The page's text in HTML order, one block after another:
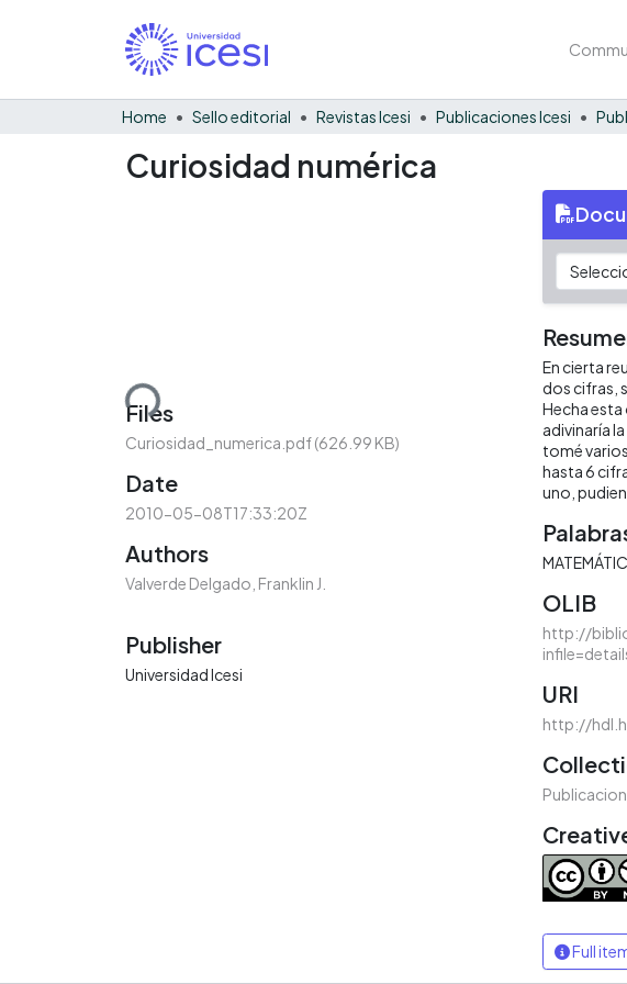
Home Sello editorial Revistas Icesi Publicaciones Icesi
Curiosidad numérica
Loading...
Files
Curiosidad_numerica.pdf(626.99 KB)
Date
2010-05-08T17:33:20Z
Authors
Valverde Delgado, Franklin J.
Publisher
Universidad Icesi
En cierta
dos cifras,
Hecha esta
adivinaría
tomé
hasta 6
uno,
OLIB
http://
URI
http://
Full